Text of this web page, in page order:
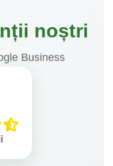
noștri
Business